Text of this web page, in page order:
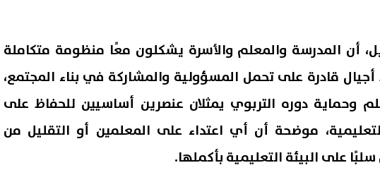
أن المدرسة والمعلم والأسرة يشكلون معًا منظومة متكاملة
قادرة على تحمل المسؤولية والمشاركة في بناء المجتمع،
وحماية دوره التربوي يمثلان عنصرين أساسيين للحفاظ على
موضحة أن أي اعتداء على المعلمين أو التقليل من
على البيئة التعليمية بأكملها.